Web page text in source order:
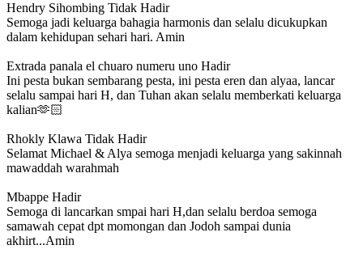
Hendry Sihombing Tidak Hadir
Semoga jadi keluarga bahagia harmonis dan selalu dicukupkan
dalam kehidupan sehari hari. Amin
Extrada panala el chuaro numeru uno Hadir
Ini pesta bukan sembarang pesta, ini pesta eren dan alyaa, lancar
selalu sampai hari H, dan Tuhan akan selalu memberkati keluarga
kalian🫶🏻
Rhokly Klawa Tidak Hadir
Selamat Michael & Alya semoga menjadi keluarga yang sakinnah
mawaddah warahmah
Mbappe Hadir
Semoga di lancarkan smpai hari H,dan selalu berdoa semoga
samawah cepat dpt momongan dan Jodoh sampai dunia
akhirt...Amin